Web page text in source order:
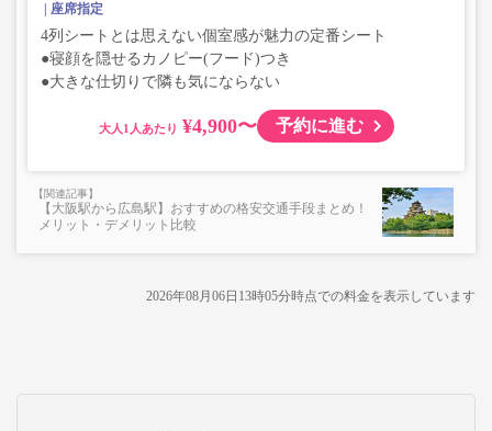
座席指定
4列シートとは思えない個室感が魅力の定番シート
●寝顔を隠せるカノピー(フード)つき
●大きな仕切りで隣も気にならない
大人 ¥4,900〜 予約に進む
【大阪駅から広島駅】おすすめの格安交通手段まとめ！
メリット・デメリット比較
2026年08月06日13時05分時点での料金を表示しています